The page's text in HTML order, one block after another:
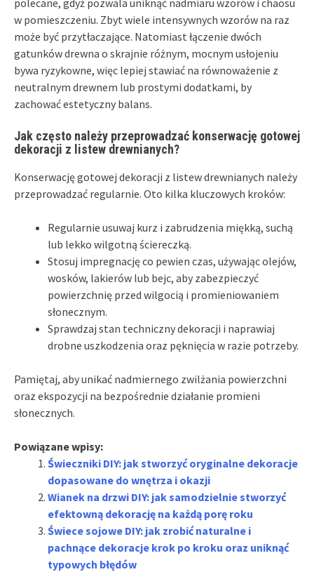
w pomieszczeniu. Zbyt wiele intensywnych wzorów na raz
może być przytłaczające. Natomiast łączenie dwóch
gatunków drewna o skrajnie różnym, mocnym usłojeniu
bywa ryzykowne, więc lepiej stawiać na równoważenie z
neutralnym drewnem lub prostymi dodatkami, by
zachować estetyczny balans.
Jak często należy przeprowadzać konserwację gotowej
dekoracji z listew drewnianych?
Konserwację gotowej dekoracji z listew drewnianych należy
przeprowadzać regularnie. Oto kilka kluczowych kroków:
Regularnie usuwaj kurz i zabrudzenia miękką, suchą
lub lekko wilgotną ściereczką.
Stosuj impregnację co pewien czas, używając olejów,
wosków, lakierów lub bejc, aby zabezpieczyć
powierzchnię przed wilgocią i promieniowaniem
słonecznym.
Sprawdzaj stan techniczny dekoracji i naprawiaj
drobne uszkodzenia oraz pęknięcia w razie potrzeby.
Pamiętaj, aby unikać nadmiernego zwilżania powierzchni
oraz ekspozycji na bezpośrednie działanie promieni
słonecznych.
Powiązane wpisy:
Świeczniki DIY: jak stworzyć oryginalne dekoracje
dopasowane do wnętrza i okazji
Wianek na drzwi DIY: jak samodzielnie stworzyć
efektowną dekorację na każdą porę roku
Świece sojowe DIY: jak zrobić naturalne i
pachnące dekoracje krok po kroku oraz uniknąć
typowych błędów